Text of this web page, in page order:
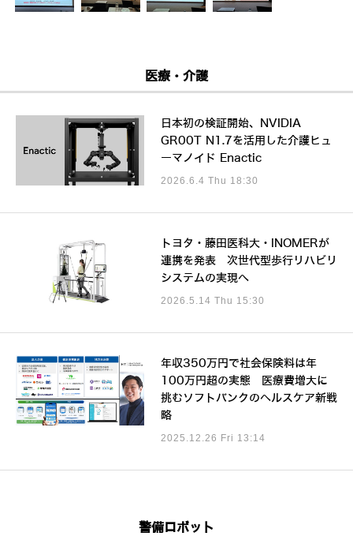
医療・介護
日本初の検証開始、NVIDIA
GR00T N1.7を活用した介護ヒュ
ーマノイド Enactic
2026.6.4 Thu 18:30
トヨタ・藤田医科大・INOMERが
連携を発表 次世代型歩行リハビリ
システムの実現へ
2026.5.14 Thu 15:30
年収350万円で社会保険料は年
100万円超の実態 医療費増大に
挑むソフトバンクのヘルスケア新戦
略
2025.12.26 Fri 13:14
警備ロボット